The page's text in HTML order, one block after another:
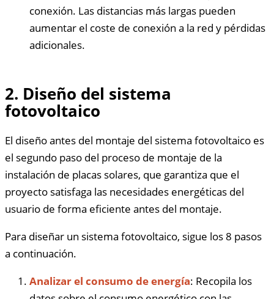
conexión. Las distancias más largas pueden
aumentar el coste de conexión a la red y pérdidas
adicionales.
2. Diseño del sistema
fotovoltaico
El diseño antes del montaje del sistema fotovoltaico es
el segundo paso del proceso de montaje de la
instalación de placas solares, que garantiza que el
proyecto satisfaga las necesidades energéticas del
usuario de forma eficiente antes del montaje.
Para diseñar un sistema fotovoltaico, sigue los 8 pasos
a continuación.
Analizar el consumo de energía: Recopila los